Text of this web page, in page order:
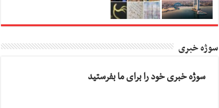
سوژه خبری
سوژه خبری خود را برای ما بفرستید